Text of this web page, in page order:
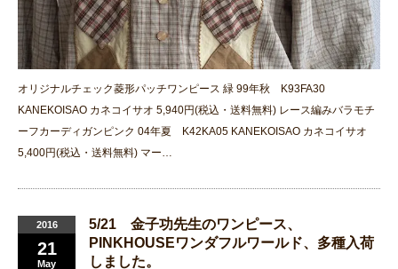
オリジナルチェック菱形パッチワンピース 緑 99年秋 K93FA30
KANEKOISAO カネコイサオ 5,940円(税込・送料無料) レース編みバラモチ
ーフカーディガンピンク 04年夏 K42KA05 KANEKOISAO カネコイサオ
5,400円(税込・送料無料) マー…
2016
21
May
5/21 金子功先生のワンピース、
PINKHOUSEワンダフルワールド、多種入荷
しました。